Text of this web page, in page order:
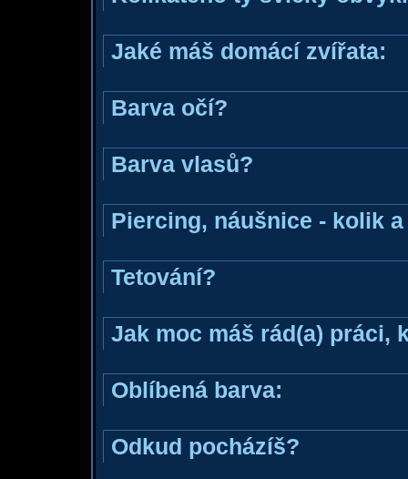
Jaké máš domácí zvířata:
Barva očí?
Barva vlasů?
Piercing, náušnice - kolik
Tetování?
Jak moc máš rád(a) práci,
Oblíbená barva:
Odkud pocházíš?